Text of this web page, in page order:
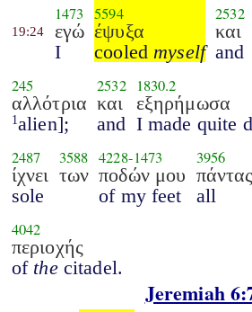
19:24
1473
εγώ
I
5594
έψυξα
cooled myself
2532
και
and
245
αλλότρια
1 alien];
2532
και
and
1830.2
εξηρήμωσα
I made quite
2487
ίχνει
sole
3588
των
4228-1473
ποδών μου
of my feet
3956
πάντας
all
4042
περιοχής
of thecitadel.
Jeremiah